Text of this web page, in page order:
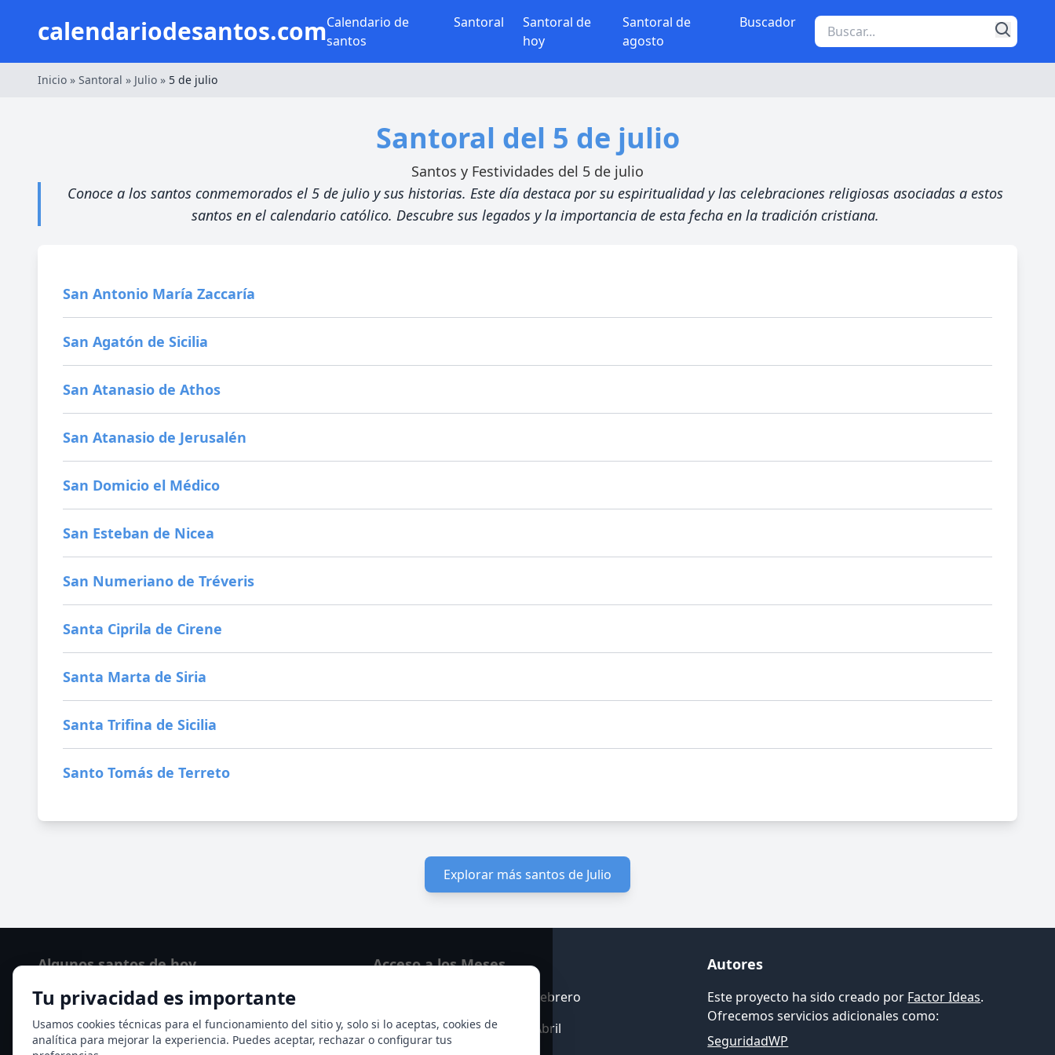
calendariodesantos.comCalendario de
santos
Santoral
Santoral de
hoy
Santoral de
agosto
Buscador
Inicio » Santoral » Julio » 5 de julio
Santoral del 5 de julio
Santos y Festividades del 5 de julio
Conoce a los santos conmemorados el 5 de julio y sus historias. Este día destaca por su espiritualidad y las celebraciones religiosas asociadas a estos
santos en el calendario católico. Descubre sus legados y la importancia de esta fecha en la tradición cristiana.
San Antonio María Zaccaría
San Agatón de Sicilia
San Atanasio de Athos
San Atanasio de Jerusalén
San Domicio el Médico
San Esteban de Nicea
San Numeriano de Tréveris
Santa Ciprila de Cirene
Santa Marta de Siria
Santa Trifina de Sicilia
Santo Tomás de Terreto
Explorar más santos de Julio
Tu privacidad es importante
Usamos cookies técnicas para el funcionamiento del sitio y, solo si lo aceptas, cookies de
analítica para mejorar la experiencia. Puedes aceptar, rechazar o configurar tus
Algunos santos de hoy
San Hormisda papa
Ver todos los santos de hoy
Acceso a los Meses
Febrero
Marzo
Abril
Autores
Este proyecto ha sido creado por Factor Ideas.
Ofrecemos servicios adicionales como:
SeguridadWP